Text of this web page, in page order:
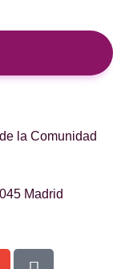
la Comunidad
Madrid